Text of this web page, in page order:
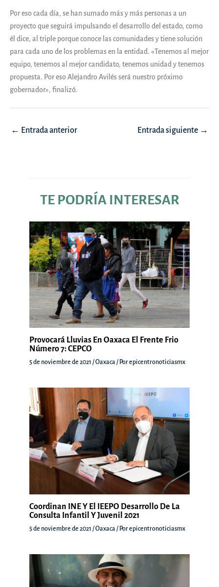
Por eso cada día, se han sumado más y más personas a un
proyecto que seguirá impulsando el desarrollo del estado, como
él dice, al triple porque conoce las comunidades y tiene solución
para cada uno de los problemas en la entidad. «Tenemos al mejor
equipo, tenemos al mejor candidato, tenemos unidad y tenemos
propuesta. Por eso Alejandro Avilés será nuestro próximo
gobernador», finalizó.
Navegación
← Entrada anterior Entrada siguiente →
TE PODRÍA INTERESAR
Provocará Lluvias En Oaxaca El Frente Frio
Número 7: CEPCO
5 de noviembre de 2021 /Oaxaca / Porepicentronoticiasmx
Coordinan INE Y El IEEPO Desarrollo De La
Consulta Infantil Y Juvenil 2021
5 de noviembre de 2021 /Oaxaca / Porepicentronoticiasmx